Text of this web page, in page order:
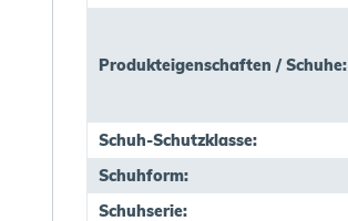
Produkteigenschaften / Schuhe:
Schuh-Schutzklasse:
Schuhform:
Schuhserie: